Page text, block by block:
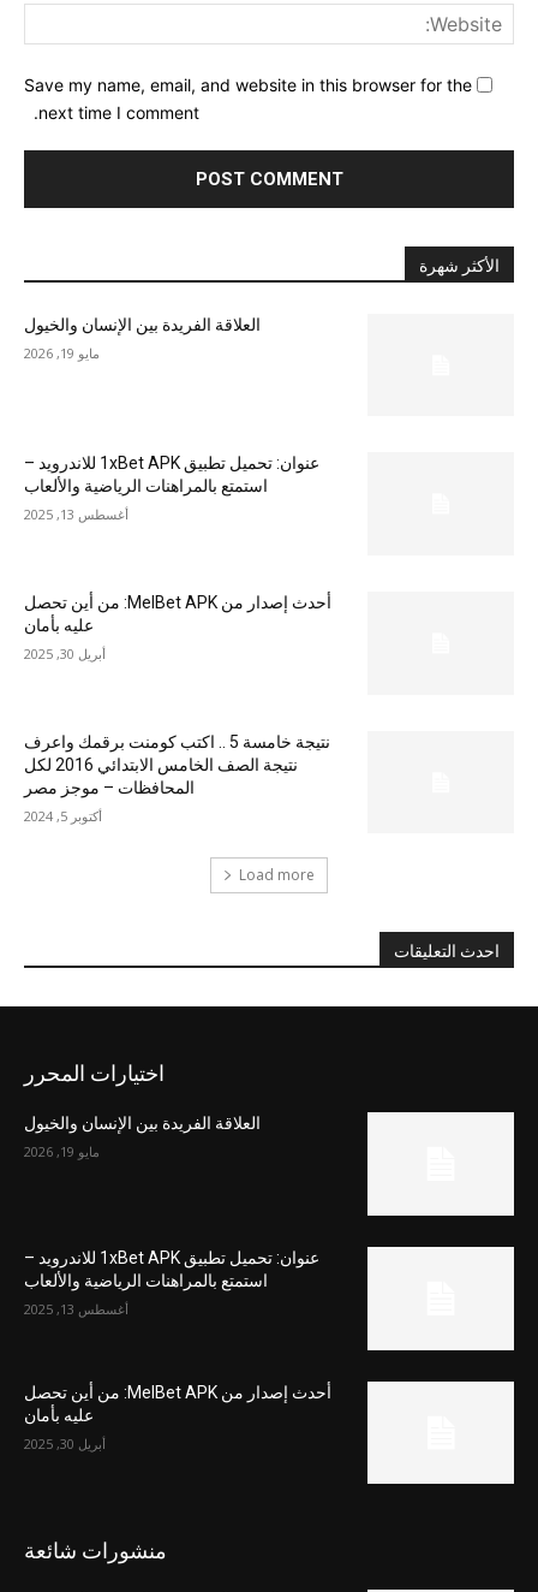
Save my name, email, and website in this browser for the
next time I comment.
الأكثر شهرة
العلاقة الفريدة بين الإنسان والخيول
مايو 19, 2026
عنوان: تحميل تطبيق 1xBet APK للاندرويد –
استمتع بالمراهنات الرياضية والألعاب
أغسطس 13, 2025
أحدث إصدار من MelBet APK: من أين تحصل
عليه بأمان
أبريل 30, 2025
نتيجة خامسة 5 .. اكتب كومنت برقمك واعرف
نتيجة الصف الخامس الابتدائي 2016 لكل
المحافظات – موجز مصر
أكتوبر 5, 2024
Load more
احدث التعليقات
اختيارات المحرر
العلاقة الفريدة بين الإنسان والخيول
مايو 19, 2026
عنوان: تحميل تطبيق 1xBet APK للاندرويد –
استمتع بالمراهنات الرياضية والألعاب
أغسطس 13, 2025
أحدث إصدار من MelBet APK: من أين تحصل
عليه بأمان
أبريل 30, 2025
منشورات شائعة